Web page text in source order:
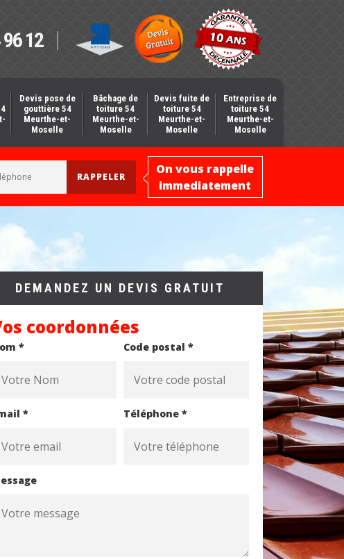
12
Devis pose de
gouttière 54
Meurthe-et-
Moselle
Bâchage de
toiture 54
Meurthe-et-
Moselle
Devis fuite de
toiture 54
Meurthe-et-
Moselle
Entreprise de
toiture 54
Meurthe-et-
Moselle
On vous rappelle
immediatement
DEMANDEZ UN DEVIS GRATUIT
coordonnées
* Code postal *
* Téléphone *